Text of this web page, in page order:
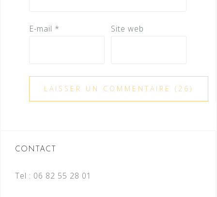
E-mail * Site web
CONTACT
Tel : 06 82 55 28 01